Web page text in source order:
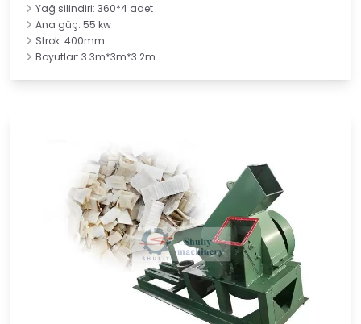
Yağ silindiri: 360*4 adet
Ana güç: 55 kw
Strok: 400mm
Boyutlar: 3.3m*3m*3.2m